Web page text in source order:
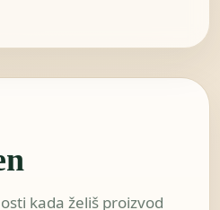
kada želiš proizvod